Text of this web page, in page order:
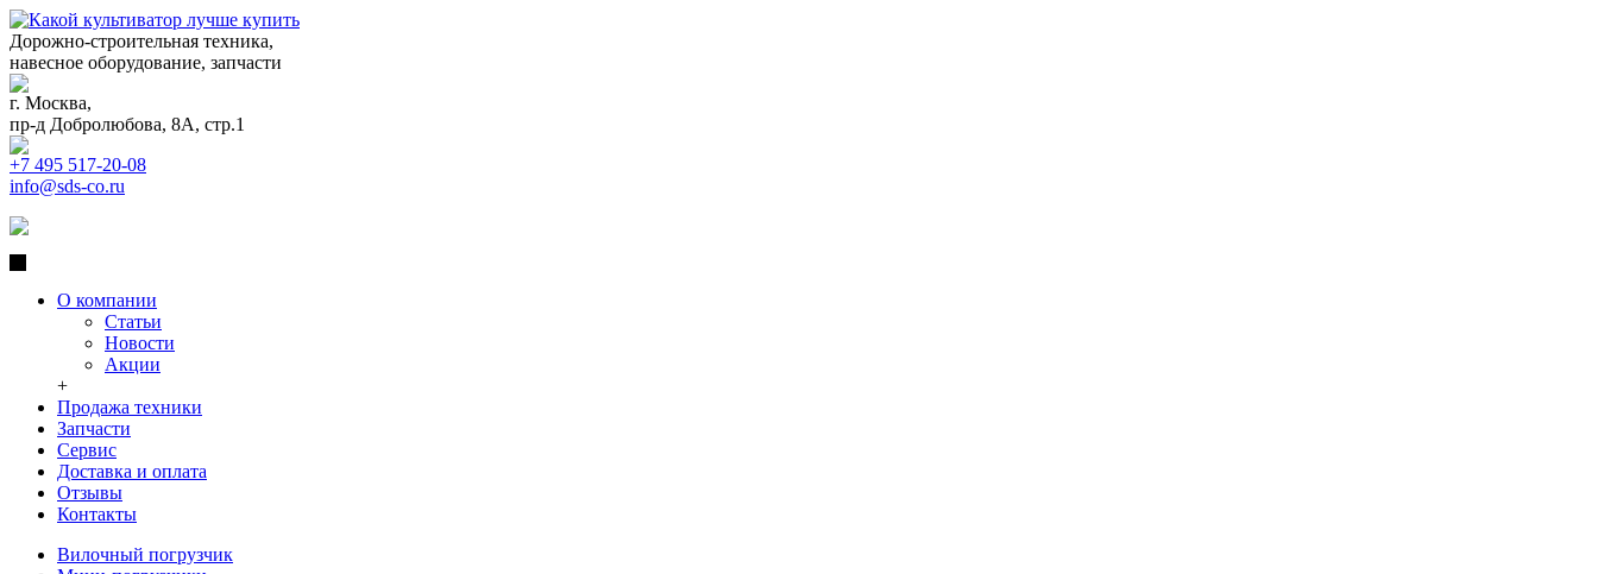
Дорожно-строительная техника,
навесное оборудование, запчасти
г. Москва,
пр-д Добролюбова, 8А, стр.1
+7 495 517-20-08
info@sds-co.ru
О компании
Статьи
Новости
Акции
+
Продажа техники
Запчасти
Сервис
Доставка и оплата
Отзывы
Контакты
Вилочный погрузчик